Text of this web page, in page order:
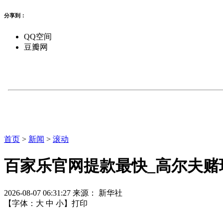
分享到：
QQ空间
豆瓣网
首页 > 新闻 > 滚动
百家乐官网提款最快_高尔夫
2026-08-07 06:31:27 来源： 新华社
【字体： 大 中 小】 打印